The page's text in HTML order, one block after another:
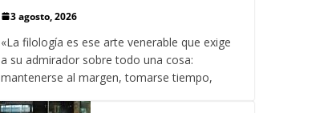
3 agosto, 2026
«La filología es ese arte venerable que exige
a su admirador sobre todo una cosa:
mantenerse al margen, tomarse tiempo,